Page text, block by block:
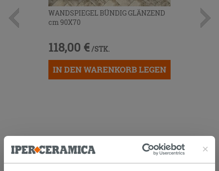
WANDSPIEGEL BÜNDIG GLÄNZEND
cm 90X70
118,00 € /STK.
IN DEN WARENKORB LEGEN